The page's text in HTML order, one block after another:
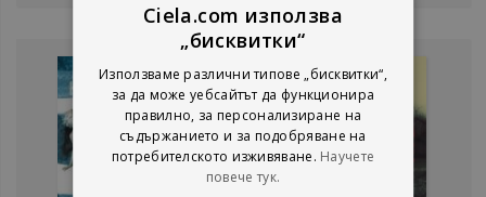
Ciela.com използва
„бисквитки“
Използваме различни типове „бисквитки“,
за да може уебсайтът да функционира
правилно, за персонализиране на
съдържанието и за подобряване на
потребителското изживяване. Научете
повече тук.